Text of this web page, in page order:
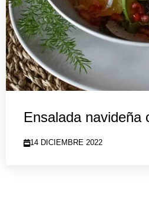
Ensalada navideña
14 DICIEMBRE 2022